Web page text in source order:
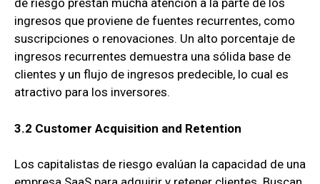
de riesgo prestan mucha atención a la parte de los
ingresos que proviene de fuentes recurrentes, como
suscripciones o renovaciones. Un alto porcentaje de
ingresos recurrentes demuestra una sólida base de
clientes y un flujo de ingresos predecible, lo cual es
atractivo para los inversores.
3.2 Customer Acquisition and Retention
Los capitalistas de riesgo evalúan la capacidad de una